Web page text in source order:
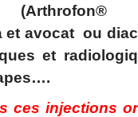
avocat ou
et
ces injections